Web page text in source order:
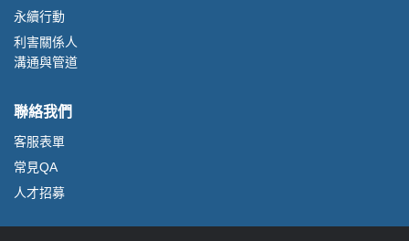
永續行動
利害關係人
溝通與管道
聯絡我們
客服表單
常見QA
人才招募